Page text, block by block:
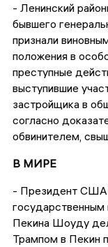
- Ленинский
бывшего
признали
положения в
преступные
выступившие
застройщика в
согласно
обвинителем,
В МИРЕ
- Президент США
Пекина Шоуду
Трампом в Пекин